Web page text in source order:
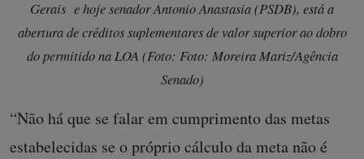
Gerais e hoje senador Antonio Anastasia (PSDB), está a
abertura de créditos suplementares de valor superior ao dobro
do permitido na LOA (Foto: Foto: Moreira Mariz/Agência
Senado)
“Não há que se falar em cumprimento das metas
estabelecidas se o próprio cálculo da meta não é